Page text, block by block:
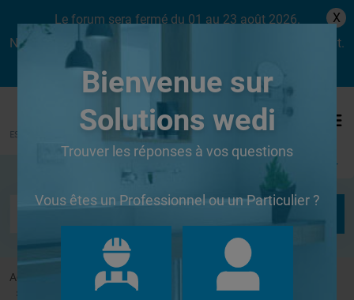
Le forum sera fermé du 01 au 23 août 2026.
Nous aurons le plaisir de vous retrouver dès le lundi 24 août.
X
Se connecter
Accueil Forums
Autres
Quelles chevilles pour vissage sur wedi ?
Bienvenue sur
Solutions wedi
Trouver les réponses à vos questions
Vous êtes un Professionnel ou un Particulier ?